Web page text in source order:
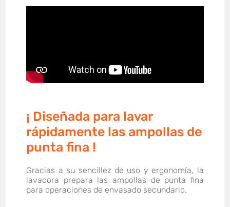
¡ Diseñada para lavar
rápidamente las ampollas de
punta fina !
Gracias a su sencillez de uso y ergonomía, la
lavadora prepara las ampollas de punta fina
para operaciones de envasado secundario.